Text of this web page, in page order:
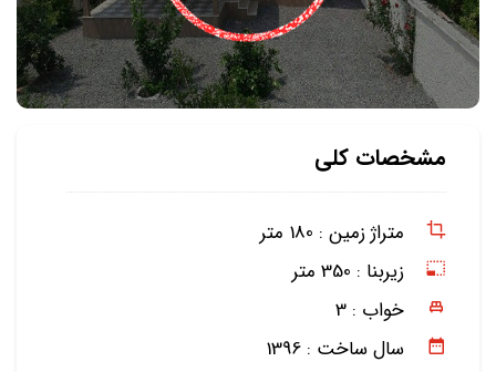
مشخصات کلی
متراژ زمین : 180 متر
زیربنا : 350 متر
خواب : 3
سال ساخت : 1396